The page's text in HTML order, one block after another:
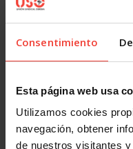
Consentimiento
Esta página web usa
Utilizamos cookies
navegación, obtener
de nuestros visitantes
Internacional
USO traslada su
terremotos de Venezuela
9 JULIO, 2026